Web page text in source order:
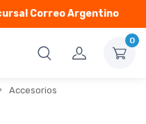
Correo Argentino
0
Accesorios